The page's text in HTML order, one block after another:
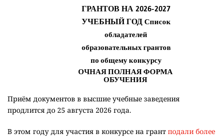
Приём документов в высшие учебные заведения
продлится до 25 августа 2026 года.
В этом году для участия в конкурсе на грант подали более